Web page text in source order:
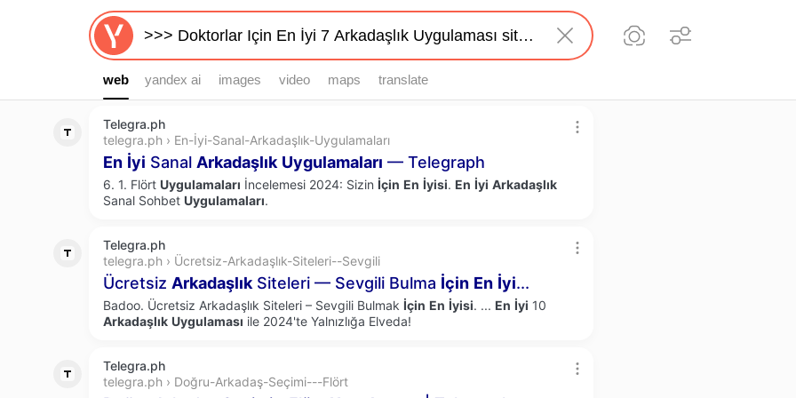
web
web yandex ai images video maps translate
Telegra.ph
telegra.ph › En-İyi-Sanal-Arkadaşlık-Uygulamaları
En İyi Sanal Arkadaşlık Uygulamaları — Telegraph
6. 1. Flört Uygulamaları İncelemesi 2024: Sizin İçin En İyisi. En İyi Arkadaşlık
Sanal Sohbet Uygulamaları.
Telegra.ph
telegra.ph › Ücretsiz-Arkadaşlık-Siteleri--Sevgili
Ücretsiz Arkadaşlık Siteleri — Sevgili Bulma İçin En İyi...
Badoo. Ücretsiz Arkadaşlık Siteleri – Sevgili Bulmak İçin En İyisi. ... En İyi 10
Arkadaşlık Uygulaması ile 2024'te Yalnızlığa Elveda!
Telegra.ph
telegra.ph › Doğru-Arkadaş-Seçimi---Flört